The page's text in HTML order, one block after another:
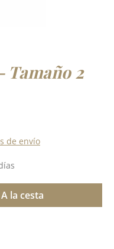
Tamaño 2
de envío
introduce la
A la cesta